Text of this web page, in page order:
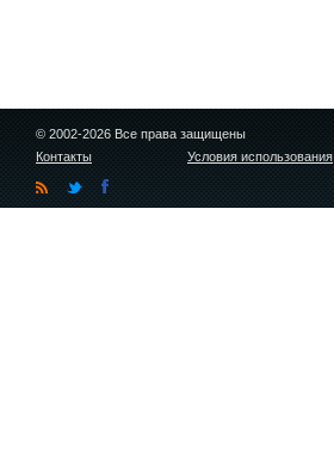
© 2002-2026 Все права защищены
Контакты
Условия использования